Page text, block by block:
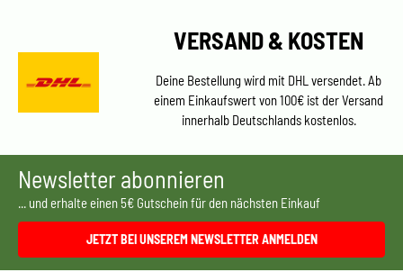
VERSAND & KOSTEN
Deine Bestellung wird mit DHL versendet. Ab
einem Einkaufswert von 100€ ist der Versand
innerhalb Deutschlands kostenlos.
Newsletter abonnieren
... und erhalte einen 5€ Gutschein für den nächsten Einkauf
JETZT BEI UNSEREM NEWSLETTER ANMELDEN